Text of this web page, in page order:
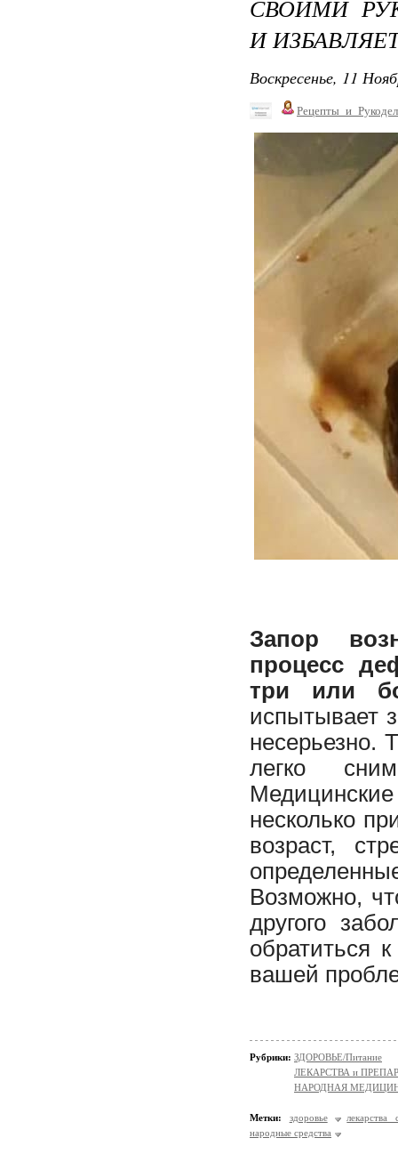
СВОИМИ
И
Воскресенье, 11
Запор
процесс
три или
испытывает
несерьезно.
легко
несколько
возраст,
Возможно,
другого
обратиться
вашей
Рубрики: ЗДОРОВЬЕ/Питание
ЛЕКАРСТВА и
НАРОДНАЯ
Метки: здоровье
народные средства